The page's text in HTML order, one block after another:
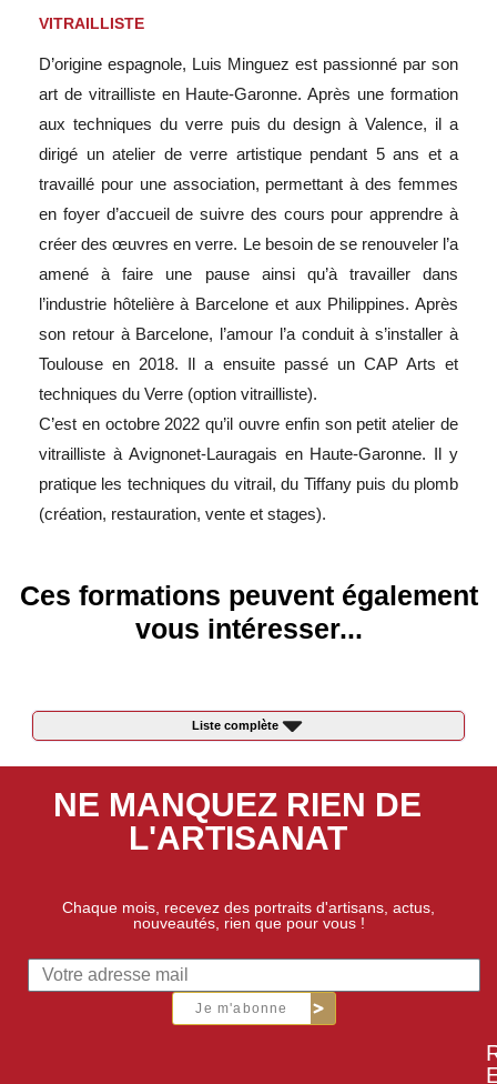
VITRAILLISTE
D’origine espagnole, Luis Minguez est passionné par son
art de vitrailliste en Haute-Garonne. Après une formation
aux techniques du verre puis du design à Valence, il a
dirigé un atelier de verre artistique pendant 5 ans et a
travaillé pour une association, permettant à des femmes
en foyer d’accueil de suivre des cours pour apprendre à
créer des œuvres en verre. Le besoin de se renouveler l’a
amené à faire une pause ainsi qu’à travailler dans
l’industrie hôtelière à Barcelone et aux Philippines. Après
son retour à Barcelone, l’amour l’a conduit à s’installer à
Toulouse en 2018. Il a ensuite passé un CAP Arts et
techniques du Verre (option vitrailliste).
C’est en octobre 2022 qu’il ouvre enfin son petit atelier de
vitrailliste à Avignonet-Lauragais en Haute-Garonne. Il y
pratique les techniques du vitrail, du Tiffany puis du plomb
(création, restauration, vente et stages).
Ces formations peuvent également
vous intéresser...
Liste complète
NE MANQUEZ RIEN DE
L'ARTISANAT
Chaque mois, recevez des portraits d'artisans, actus,
nouveautés, rien que pour vous !
Je m'abonne